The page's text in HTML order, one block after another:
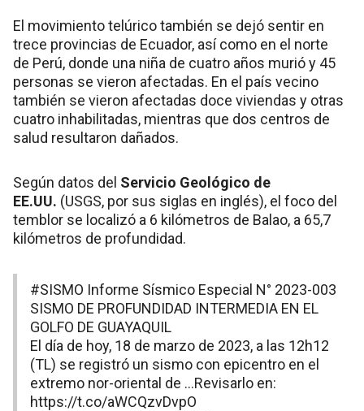
El movimiento telúrico también se dejó sentir en
trece provincias de Ecuador, así como en el norte
de Perú, donde una niña de cuatro años murió y 45
personas se vieron afectadas. En el país vecino
también se vieron afectadas doce viviendas y otras
cuatro inhabilitadas, mientras que dos centros de
salud resultaron dañados.
Según datos del Servicio Geológico de
EE.UU. (USGS, por sus siglas en inglés), el foco del
temblor se localizó a 6 kilómetros de Balao, a 65,7
kilómetros de profundidad.
#SISMO Informe Sísmico Especial N° 2023-003
SISMO DE PROFUNDIDAD INTERMEDIA EN EL
GOLFO DE GUAYAQUIL
El día de hoy, 18 de marzo de 2023, a las 12h12
(TL) se registró un sismo con epicentro en el
extremo nor-oriental de …Revisarlo en:
https://t.co/aWCQzvDvpO